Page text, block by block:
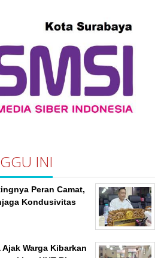
INI
Peran Camat,
Kondusivitas
Ajak Warga Kibarkan